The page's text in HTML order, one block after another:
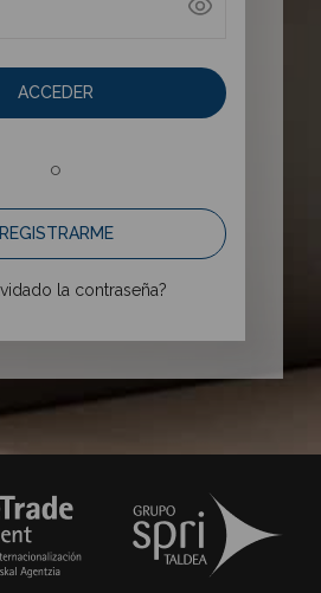
ACCEDER
o
REGISTRARME
la contraseña?